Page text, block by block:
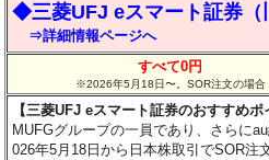
◆三菱UFJ eスマート証券（
⇒詳細情報ページへ
すべて0円
※2026年5月18日〜。SOR注文の場合
【三菱UFJ eスマート証券のおすすめポ
MUFGグループの一員であり、さらに
026年5月18日から日本株取引でSOR注